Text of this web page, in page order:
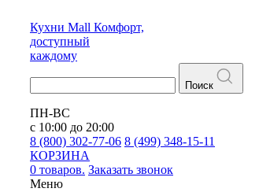
Кухни Mall Комфорт,
доступный
каждому
Поиск
ПН-ВС
с 10:00 до 20:00
8 (800) 302-77-06 8 (499) 348-15-11
КОРЗИНА
0 товаров. Заказать звонок
Меню